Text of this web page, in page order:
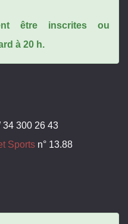
être inscrites ou
à 20 h.
34 300 26 43
Sports n° 13.88